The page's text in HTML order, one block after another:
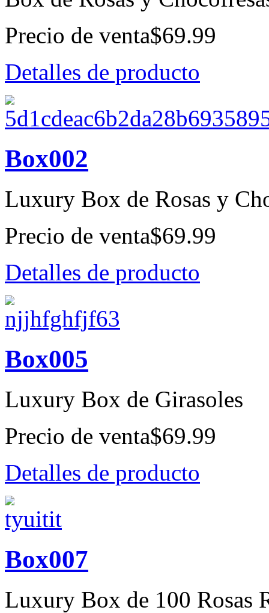
Precio de venta$69.99
Detalles de producto
Box002
Luxury Box de Rosas y
Precio de venta$69.99
Detalles de producto
Box005
Luxury Box de Girasoles
Precio de venta$69.99
Detalles de producto
Box007
Luxury Box de 100 Rosas